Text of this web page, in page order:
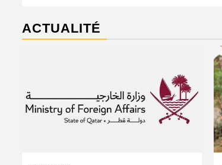
ACTUALITÉ